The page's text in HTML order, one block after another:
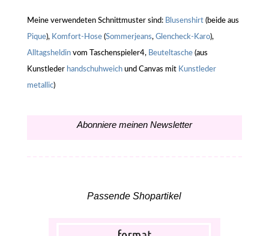
Meine verwendeten Schnittmuster sind: Blusenshirt(beide aus
Pique), Komfort-Hose(Sommerjeans, Glencheck-Karo),
Alltagsheldinvom Taschenspieler4, Beuteltasche(aus
Kunstleder handschuhweichund Canvas mit Kunstleder
metallic)
Abonniere meinen Newsletter
Passende Shopartikel